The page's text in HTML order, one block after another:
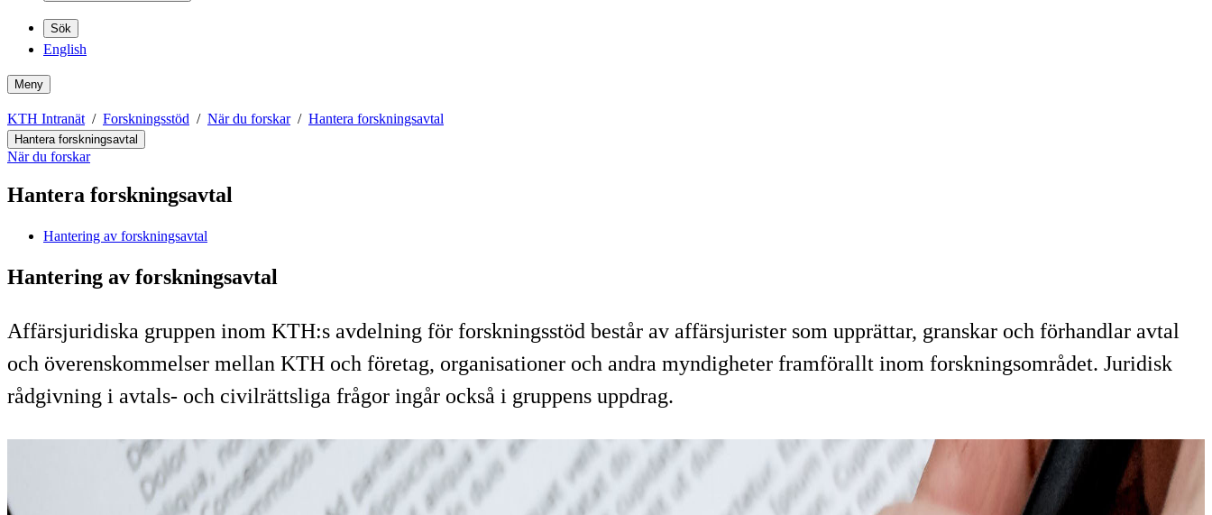
Sök
English
Meny
KTH Intranät Forskningsstöd När du forskar Hantera forskningsavtal
Hantera forskningsavtal
När du forskar
Hantera forskningsavtal
Hantering av forskningsavtal
Hantering av forskningsavtal
Affärsjuridiska gruppen inom KTH:s avdelning för forskningsstöd består av affärsjurister som upprättar, granskar och förhandlar avtal
och överenskommelser mellan KTH och företag, organisationer och andra myndigheter framförallt inom forskningsområdet. Juridisk
rådgivning i avtals- och civilrättsliga frågor ingår också i gruppens uppdrag.